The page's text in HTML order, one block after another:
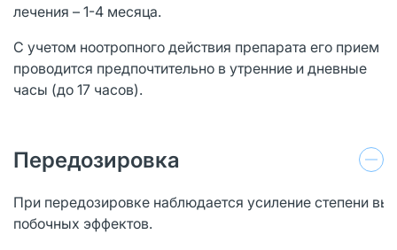
лечения – 1-4 месяца.
С учетом ноотропного действия препарата его прием
проводится предпочтительно в утренние и дневные
часы (до 17 часов).
Передозировка
При передозировке наблюдается усиление степени
побочных эффектов.